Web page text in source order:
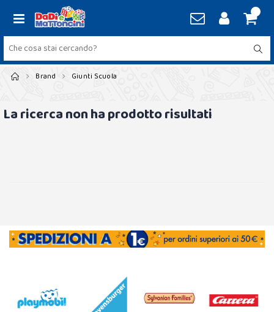
Brand Giunti Scuola
La ricerca non ha prodotto risultati